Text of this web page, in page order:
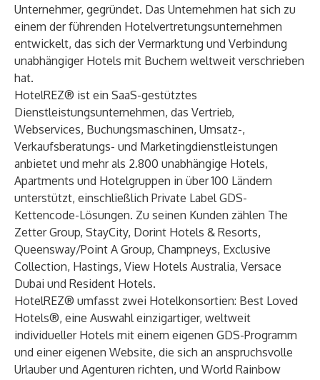
Unternehmer, gegründet. Das Unternehmen hat sich zu
einem der führenden Hotelvertretungsunternehmen
entwickelt, das sich der Vermarktung und Verbindung
unabhängiger Hotels mit Buchern weltweit verschrieben
hat.
HotelREZ® ist ein SaaS-gestütztes
Dienstleistungsunternehmen, das Vertrieb,
Webservices, Buchungsmaschinen, Umsatz-,
Verkaufsberatungs- und Marketingdienstleistungen
anbietet und mehr als 2.800 unabhängige Hotels,
Apartments und Hotelgruppen in über 100 Ländern
unterstützt, einschließlich Private Label GDS-
Kettencode-Lösungen. Zu seinen Kunden zählen The
Zetter Group, StayCity, Dorint Hotels & Resorts,
Queensway/Point A Group, Champneys, Exclusive
Collection, Hastings, View Hotels Australia, Versace
Dubai und Resident Hotels.
HotelREZ® umfasst zwei Hotelkonsortien: Best Loved
Hotels®, eine Auswahl einzigartiger, weltweit
individueller Hotels mit einem eigenen GDS-Programm
und einer eigenen Website, die sich an anspruchsvolle
Urlauber und Agenturen richten, und World Rainbow